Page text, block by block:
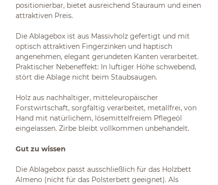
positionierbar, bietet ausreichend Stauraum und einen
attraktiven Preis.
Die Ablagebox ist aus Massivholz gefertigt und mit
optisch attraktiven Fingerzinken und haptisch
angenehmen, elegant gerundeten Kanten verarbeitet.
Praktischer Nebeneffekt: In luftiger Höhe schwebend,
stört die Ablage nicht beim Staubsaugen.
Holz aus nachhaltiger, mitteleuropäischer
Forstwirtschaft, sorgfältig verarbeitet, metallfrei, von
Hand mit natürlichem, lösemittelfreiem Pflegeöl
eingelassen. Zirbe bleibt vollkommen unbehandelt.
Gut zu wissen
Die Ablagebox passt ausschließlich für das Holzbett
Almeno (nicht für das Polsterbett geeignet). Als